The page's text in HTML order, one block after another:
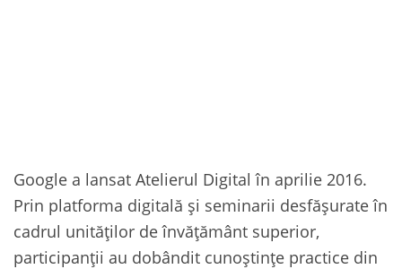
Google a lansat Atelierul Digital în aprilie 2016.
Prin platforma digitală și seminarii desfășurate în
cadrul unităților de învățământ superior,
participanții au dobândit cunoștințe practice din